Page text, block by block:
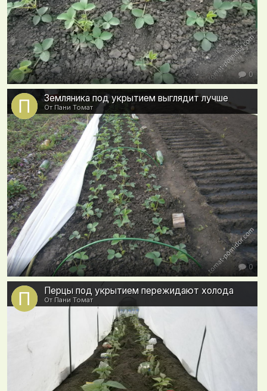
0
Земляника под укрытием выглядит лучше
От Пани Томат
0
Перцы под укрытием пережидают холода
От Пани Томат